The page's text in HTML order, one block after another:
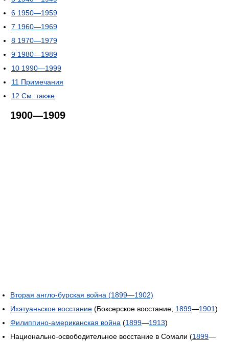
6 1950—1959
7 1960—1969
8 1970—1979
9 1980—1989
10 1990—1999
11 Примечания
12 См. также
1900—1909
Вторая англо-бурская война (1899—1902)
Ихэтуаньское восстание (Боксерское восстание, 1899—1901)
Филиппино-американская война (1899—1913)
Национально-освободительное восстание в Сомали (1899—